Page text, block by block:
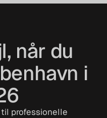
når du
i
professionelle